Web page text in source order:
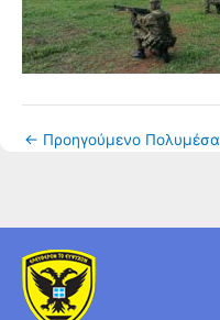
← Προηγούμενο Πολυμέσα